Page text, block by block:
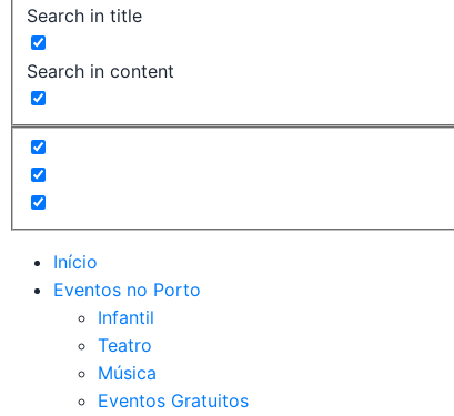
Search in title
Search in content
Início
Eventos no Porto
Infantil
Teatro
Música
Eventos Gratuitos